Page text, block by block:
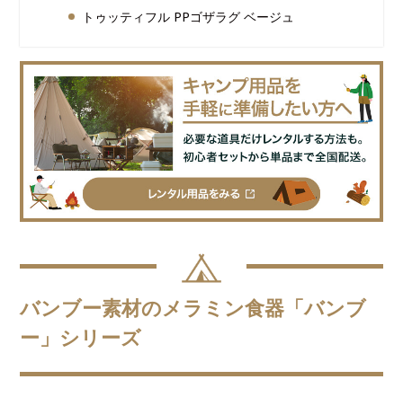
トゥッティフル PPゴザラグ ベージュ
バンブー素材のメラミン食器「バンブ
ー」シリーズ